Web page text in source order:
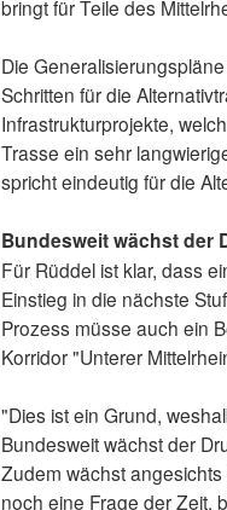
bringt für Teile des
Die
Schritten für die
Infrastrukturprojekte,
Trasse ein sehr
spricht eindeutig für die
Bundesweit wächst der
Für Rüddel ist klar, dass
Einstieg in die nächste
Prozess müsse auch ein
Korridor "Unterer
"Dies ist ein Grund,
Bundesweit wächst der
Zudem wächst
noch eine Frage der Zeit,